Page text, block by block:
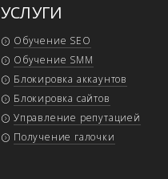
УСЛУГИ
Обучение SEO
Обучение SMM
Блокировка аккаунтов
Блокировка сайтов
Управление репутацией
Получение галочки